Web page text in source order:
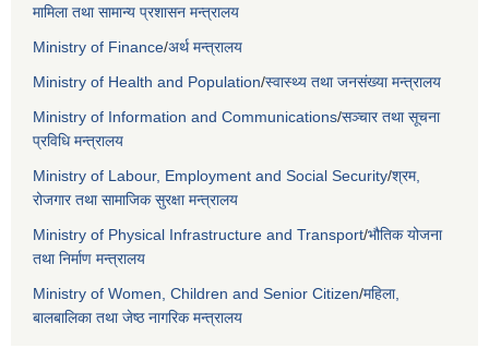
मामिला तथा सामान्य प्रशासन मन्त्रालय
Ministry of Finance/अर्थ मन्त्रालय
Ministry of Health and Population/स्वास्थ्य तथा जनसंख्या मन्त्रालय
Ministry of Information and Communications/सञ्चार तथा सूचना
प्रविधि मन्त्रालय
Ministry of Labour, Employment and Social Security/श्रम,
रोजगार तथा सामाजिक सुरक्षा मन्त्रालय
Ministry of Physical Infrastructure and Transport/भौतिक योजना
तथा निर्माण मन्त्रालय
Ministry of Women, Children and Senior Citizen/महिला,
बालबालिका तथा जेष्ठ नागरिक मन्त्रालय